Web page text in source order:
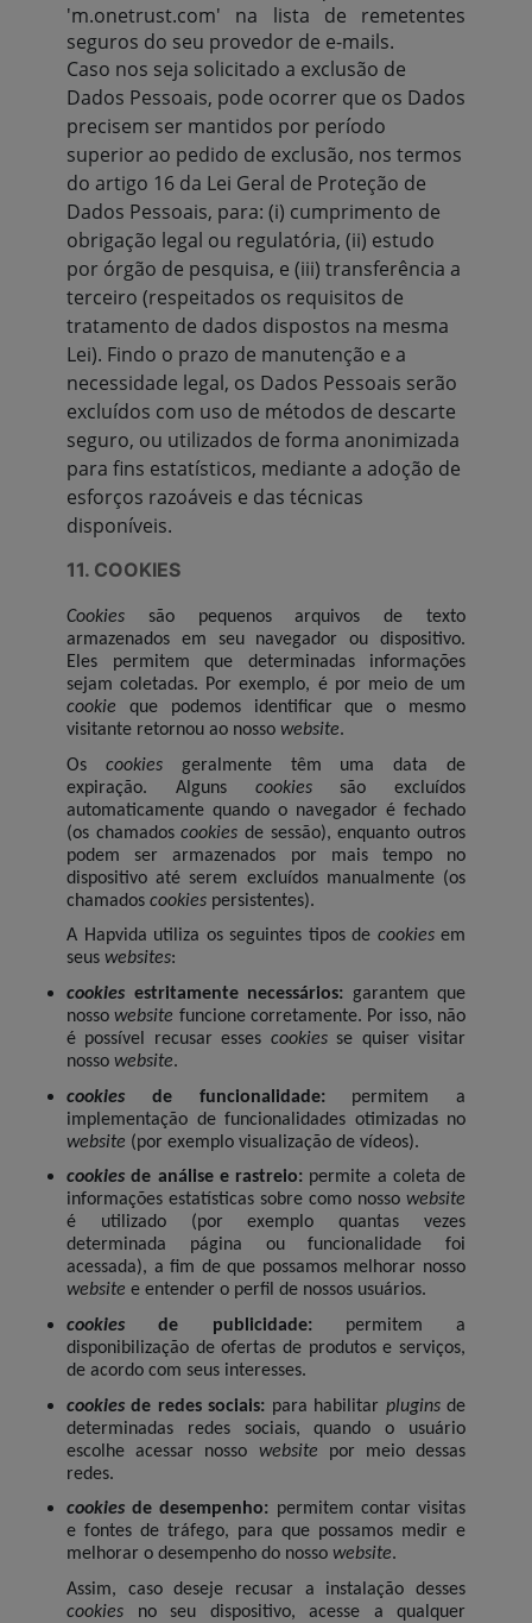
'm.onetrust.com' na lista de remetentes
seguros do seu provedor de e-mails.
Caso nos seja solicitado a exclusão de
Dados Pessoais, pode ocorrer que os Dados
precisem ser mantidos por período
superior ao pedido de exclusão, nos termos
do artigo 16 da Lei Geral de Proteção de
Dados Pessoais, para: (i) cumprimento de
obrigação legal ou regulatória, (ii) estudo
por órgão de pesquisa, e (iii) transferência a
terceiro (respeitados os requisitos de
tratamento de dados dispostos na mesma
Lei). Findo o prazo de manutenção e a
necessidade legal, os Dados Pessoais serão
excluídos com uso de métodos de descarte
seguro, ou utilizados de forma anonimizada
para fins estatísticos, mediante a adoção de
esforços razoáveis e das técnicas
disponíveis.
11. COOKIES
Cookies são pequenos arquivos de texto
armazenados em seu navegador ou dispositivo.
Eles permitem que determinadas informações
sejam coletadas. Por exemplo, é por meio de um
cookie que podemos identificar que o mesmo
visitante retornou ao nosso website.
Os cookiesgeralmente têm uma data de
expiração. Alguns cookiessão excluídos
automaticamente quando o navegador é fechado
(os chamadoscookies de sessão), enquanto outros
podem ser armazenados por mais tempo no
dispositivo até serem excluídos manualmente (os
chamados cookies persistentes).
A Hapvida utiliza os seguintes tipos de cookiesem
seus websites:
cookies estritamente necessários: garantem que
nossowebsite funcione corretamente. Por isso, não
é possível recusar esses cookiesse quiser visitar
nosso website.
cookies de funcionalidade:permitem a
implementação de funcionalidades otimizadas no
website (por exemplo visualização de vídeos).
cookies de análise e rastreio: permite a coleta de
informações estatísticas sobre como nosso website
é utilizado (por exemplo quantas vezes
determinada página ou funcionalidade foi
acessada), a fim de que possamos melhorar nosso
website e entender o perfil de nossos usuários.
cookies de publicidade:permitem a
disponibilização de ofertas de produtos e serviços,
de acordo com seus interesses.
cookies de redes sociais: para habilitar pluginsde
determinadas redes sociais, quando o usuário
escolhe acessar nosso website por meio dessas
redes.
cookies de desempenho: permitem contar visitas
e fontes de tráfego, para que possamos medir e
melhorar o desempenho do nosso website.
Assim, caso deseje recusar a instalação desses
cookies no seu dispositivo, acesse a qualquer